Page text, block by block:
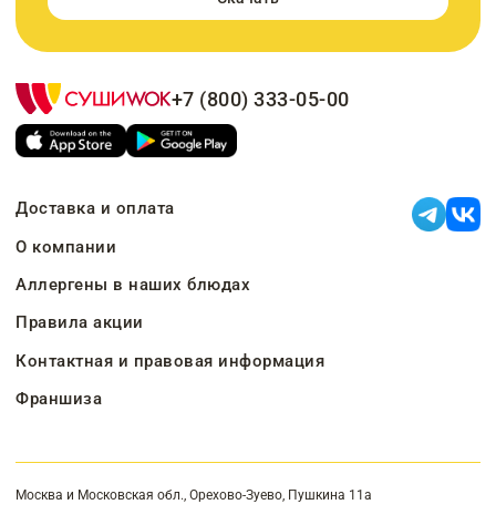
+7 (800) 333-05-00
Доставка и оплата
О компании
Аллергены в наших блюдах
Правила акции
Контактная и правовая информация
Франшиза
Москва и Московская обл., Орехово-Зуево, Пушкина 11а